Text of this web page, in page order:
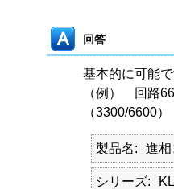
回答
基本的に可能
（例） 回路
（3300/6600
製品名 進
シリーズ